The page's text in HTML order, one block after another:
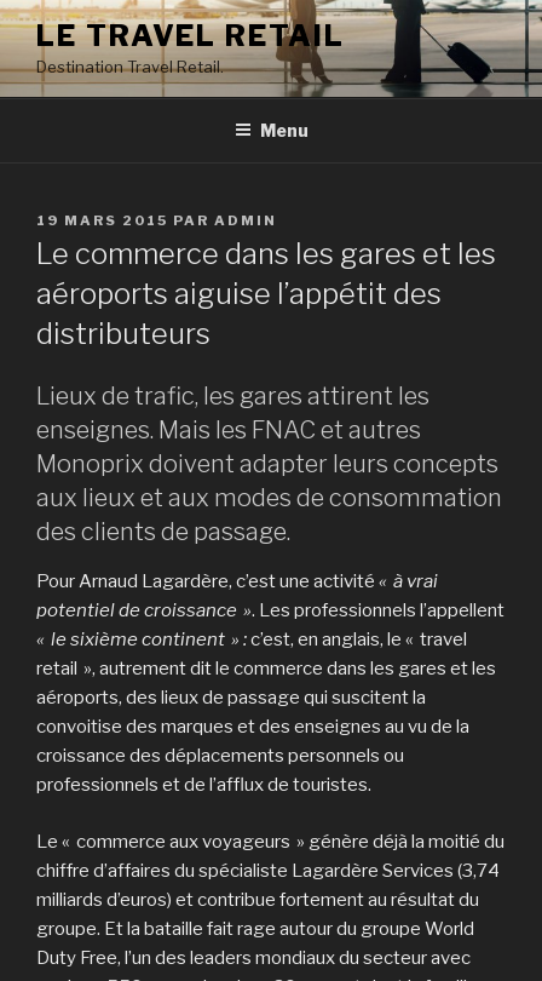
Aller
contenu
principal
LE TRAVEL RETAIL
Destination Travel Retail.
Menu
PUBLIÉ
LE
19 MARS 2015 PAR ADMIN
Le commerce dans les gares et les
aéroports aiguise l’appétit des
distributeurs
Lieux de trafic, les gares attirent les
enseignes. Mais les FNAC et autres
Monoprix doivent adapter leurs concepts
aux lieux et aux modes de consommation
des clients de passage.
Pour Arnaud Lagardère, c’est une activité « à vrai
potentiel de croissance ». Les professionnels l’appellent
« le sixième continent » :c’est, en anglais, le « travel
retail », autrement dit le commerce dans les gares et les
aéroports, des lieux de passage qui suscitent la
convoitise des marques et des enseignes au vu de la
croissance des déplacements personnels ou
professionnels et de l’afflux de touristes.
Le « commerce aux voyageurs » génère déjà la moitié du
chiffre d’affaires du spécialiste Lagardère Services (3,74
milliards d’euros) et contribue fortement au résultat du
groupe. Et la bataille fait rage autour du groupe World
Duty Free, l’un des leaders mondiaux du secteur avec